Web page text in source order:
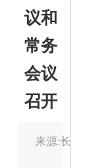
议和
常务
会议
召开
来源:长